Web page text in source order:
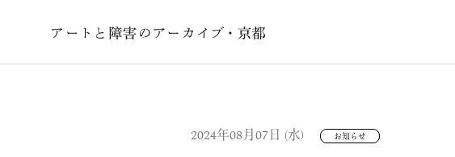
2024年08月07日 (水) お知らせ